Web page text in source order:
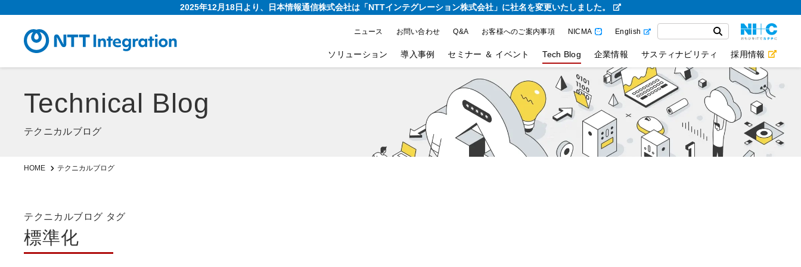
2025年12月18日より、日本情報通信株式会社は「NTTインテグレーション株式会社」に社名を変更いたしました。
ニュース お問い合わせ Q&A お客様へのご案内事項 NICMA English
ソリューション 導入事例 セミナー ＆ イベント Tech Blog 企業情報 サスティナビリティ 採用情報
Technical Blog
テクニカルブログ
HOME テクニカルブログ
テクニカルブログ タグ
標準化